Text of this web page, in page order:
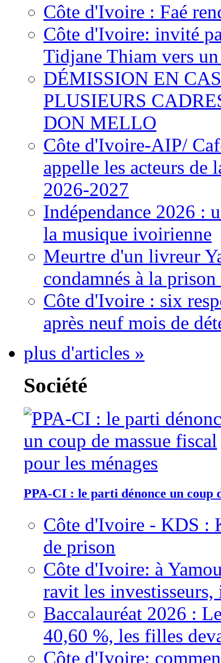
Côte d'Ivoire : Faé
Côte d'Ivoire: invité
Tidjane Thiam vers
DÉMISSION EN
PLUSIEURS
DON MELLO
Côte d'Ivoire-AIP/
appelle les acteurs de
2026-2027
Indépendance 2026 :
la musique ivoirienne
Meurtre d'un livreur
condamnés à la
Côte d'Ivoire : six
après neuf mois de
plus d'articles »
Société
PPA-CI : le parti dénonce un coup
Côte d'Ivoire - KDS :
de prison
Côte d'Ivoire: à
ravit les
Baccalauréat 2026 :
40,60 %, les filles
Côte d'Ivoire: